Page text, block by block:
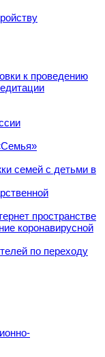
к проведению
семей с детьми в
пространстве
коронавирусной
по переходу